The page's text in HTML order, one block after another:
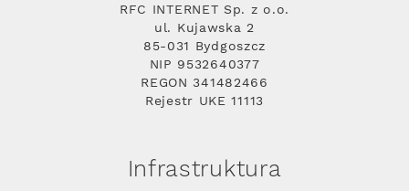
RFC INTERNET Sp. z o.o.
ul. Kujawska 2
85-031 Bydgoszcz
NIP 9532640377
REGON 341482466
Rejestr UKE 11113
Infrastruktura